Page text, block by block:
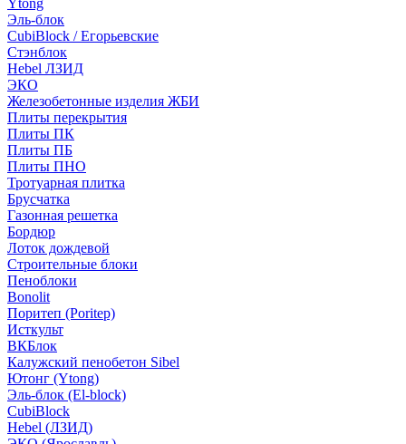
Ytong
Эль-блок
CubiBlock / Егорьевские
Стэнблок
Hebel ЛЗИД
ЭКО
Железобетонные изделия ЖБИ
Плиты перекрытия
Плиты ПК
Плиты ПБ
Плиты ПНО
Тротуарная плитка
Брусчатка
Газонная решетка
Бордюр
Лоток дождевой
Строительные блоки
Пеноблоки
Bonolit
Поритеп (Poritep)
Исткульт
ВКБлок
Калужский пенобетон Sibel
Ютонг (Ytong)
Эль-блок (El-block)
CubiBlock
Hebel (ЛЗИД)